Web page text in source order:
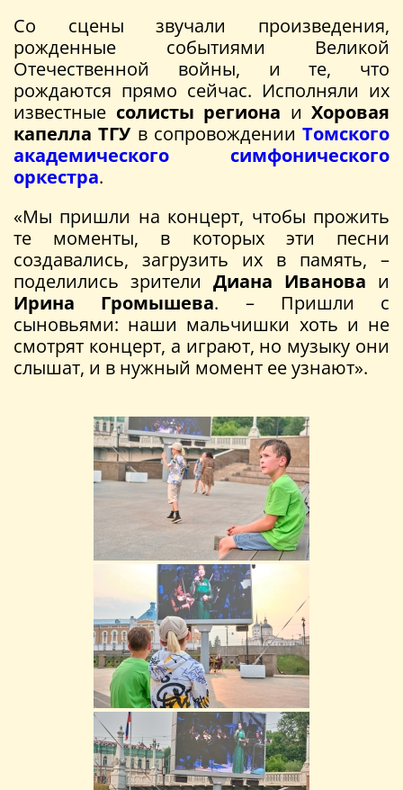
Со сцены звучали произведения,
рожденные событиями Великой
Отечественной войны, и те, что
рождаются прямо сейчас. Исполняли их
известные солисты региона и Хоровая
капелла ТГУ в сопровождении Томского
академического симфонического
оркестра.
«Мы пришли на концерт, чтобы прожить
те моменты, в которых эти песни
создавались, загрузить их в память, –
поделились зрители Диана Иванова и
Ирина Громышева. – Пришли с
сыновьями: наши мальчишки хоть и не
смотрят концерт, а играют, но музыку они
слышат, и в нужный момент ее узнают».